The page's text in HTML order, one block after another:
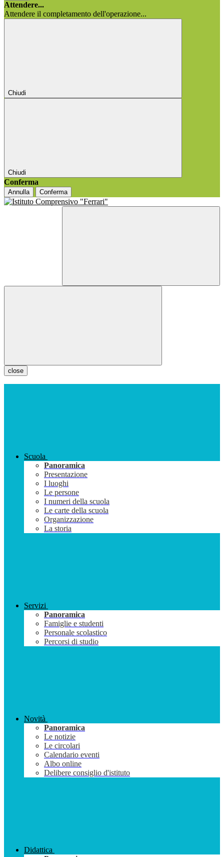
Attendere...
Attendere il completamento dell'operazione...
Chiudi
Chiudi
Conferma
Annulla Conferma
close
Scuola
Panoramica
Presentazione
I luoghi
Le persone
I numeri della scuola
Le carte della scuola
Organizzazione
La storia
Servizi
Panoramica
Famiglie e studenti
Personale scolastico
Percorsi di studio
Novità
Panoramica
Le notizie
Le circolari
Calendario eventi
Albo online
Delibere consiglio d'istituto
Didattica